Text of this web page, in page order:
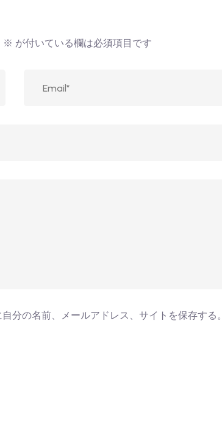
※ が付いている欄は必須項目です
分の名前、メールアドレス、サイトを保存する。